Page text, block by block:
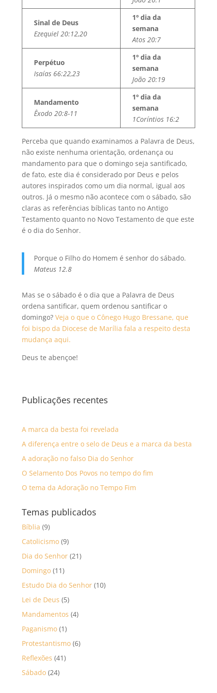
Sinal de Deus
Ezequiel 20:12,20
1º dia da
semana
Atos 20:7
Perpétuo
Isaías 66:22,23
1º dia da
semana
João 20:19
Mandamento
Êxodo 20:8-11
1º dia da
semana
1Coríntios 16:2
Perceba que quando examinamos a Palavra de Deus,
não existe nenhuma orientação, ordenança ou
mandamento para que o domingo seja santificado,
de fato, este dia é considerado por Deus e pelos
autores inspirados como um dia normal, igual aos
outros. Já o mesmo não acontece com o sábado, são
claras as referências bíblicas tanto no Antigo
Testamento quanto no Novo Testamento de que este
é o dia do Senhor.
Porque o Filho do Homem é senhor do sábado.
Mateus 12.8
Mas se o sábado é o dia que a Palavra de Deus
ordena santificar, quem ordenou santificar o
domingo? Veja o que o Cônego Hugo Bressane, que
foi bispo da Diocese de Marília fala a respeito desta
mudança aqui.
Deus te abençoe!
Publicações recentes
A marca da besta foi revelada
A diferença entre o selo de Deus e a marca da besta
A adoração no falso Dia do Senhor
O Selamento Dos Povos no tempo do fim
O tema da Adoração no Tempo Fim
Temas publicados
Bíblia (9)
Catolicismo(9)
Dia do Senhor(21)
Domingo(11)
Estudo Dia do Senhor(10)
Lei de Deus (5)
Mandamentos (4)
Paganismo(1)
Protestantismo(6)
Reflexões (41)
Sábado(24)